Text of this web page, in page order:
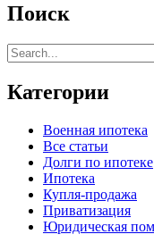
Поиск
Категории
Военная ипотека
Все статьи
Долги по ипотеке
Ипотека
Купля-продажа
Приватизация
Юридическая